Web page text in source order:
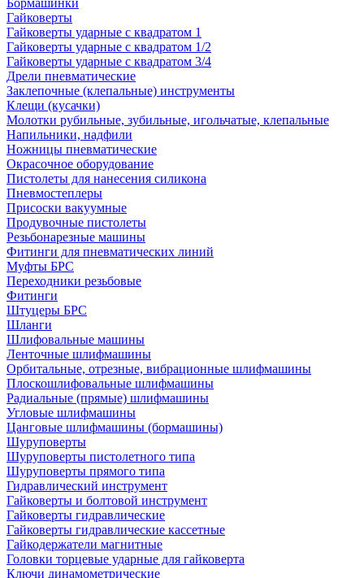
Бормашинки
Гайковерты
Гайковерты ударные с квадратом 1
Гайковерты ударные с квадратом 1/2
Гайковерты ударные с квадратом 3/4
Дрели пневматические
Заклепочные (клепальные) инструменты
Клещи (кусачки)
Молотки рубильные, зубильные, игольчатые, клепальные
Напильники, надфили
Ножницы пневматические
Окрасочное оборудование
Пистолеты для нанесения силикона
Пневмостеплеры
Присоски вакуумные
Продувочные пистолеты
Резьбонарезные машины
Фитинги для пневматических линий
Муфты БРС
Переходники резьбовые
Фитинги
Штуцеры БРС
Шланги
Шлифовальные машины
Ленточные шлифмашины
Орбитальные, отрезные, вибрационные шлифмашины
Плоскошлифовальные шлифмашины
Радиальные (прямые) шлифмашины
Угловые шлифмашины
Цанговые шлифмашины (бормашины)
Шуруповерты
Шуруповерты пистолетного типа
Шуруповерты прямого типа
Гидравлический инструмент
Гайковерты и болтовой инструмент
Гайковерты гидравлические
Гайковерты гидравлические кассетные
Гайкодержатели магнитные
Головки торцевые ударные для гайковерта
Ключи динамометрические